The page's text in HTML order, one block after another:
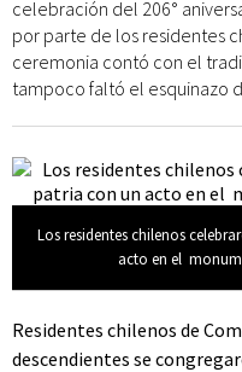
celebración del 206°
por parte de los residentes
ceremonia contó con el
tampoco faltó el esquinazo
Los residentes chilenos
acto en el
Residentes chilenos de
descendientes se